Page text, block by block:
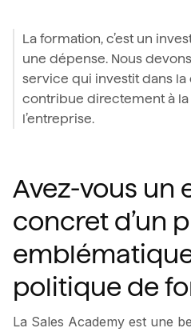
La formation, c’est un
une dépense. Nous
service qui investit dans
contribue directement à
l’entreprise.
Avez-vous un
concret d’un
politique de
La Sales Academy est une